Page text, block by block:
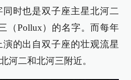
时也是双子座主星北河二
（Pollux）的名字。而每年
的出自双子座的壮观流星
河二和北河三附近。